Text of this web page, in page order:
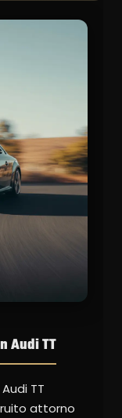
Audi TT
TT
attorno